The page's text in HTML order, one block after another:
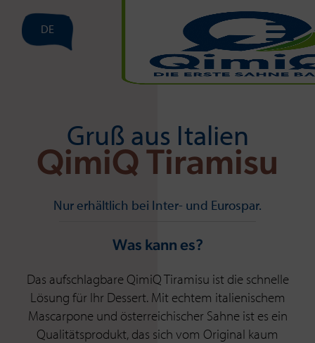
DE
Gruß aus Italien
QimiQ Tiramisu
Nur erhältlich bei Inter- und Eurospar.
Was kann es?
Das aufschlagbare QimiQ Tiramisu ist die schnelle
Lösung für Ihr Dessert. Mit echtem italienischem
Mascarpone und österreichischer Sahne ist es ein
Qualitätsprodukt, das sich vom Original kaum